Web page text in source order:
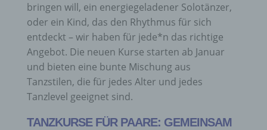
bringen will, ein energiegeladener Solotänzer,
oder ein Kind, das den Rhythmus für sich
entdeckt – wir haben für jede*n das richtige
Angebot. Die neuen Kurse starten ab Januar
und bieten eine bunte Mischung aus
Tanzstilen, die für jedes Alter und jedes
Tanzlevel geeignet sind.
TANZKURSE FÜR PAARE: GEMEINSAM